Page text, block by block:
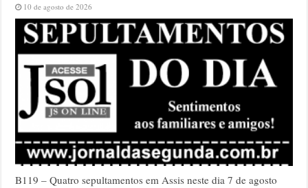
10 de agosto de 2026
B119 – Quatro sepultamentos em Assis neste dia 7 de agosto